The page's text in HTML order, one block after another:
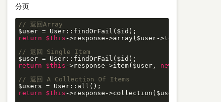
分页
// 返回Array
return
$this ->response->array($user->toArray());
// 返回 Single Item
return
$this ->response->item($user, new
// 返回 A Collection Of Items
return
$this ->response->collection($users,